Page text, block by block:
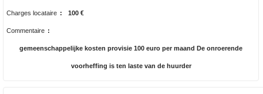
Charges locataire : 100 €
Commentaire :
gemeenschappelijke kosten provisie 100 euro per maand De onroerende
voorheffing is ten laste van de huurder